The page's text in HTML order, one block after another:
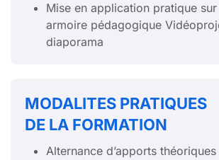
Mise en application pratique
armoire pédagogique
diaporama
MODALITES PRATIQUES
DE LA FORMATION
Alternance d’apports